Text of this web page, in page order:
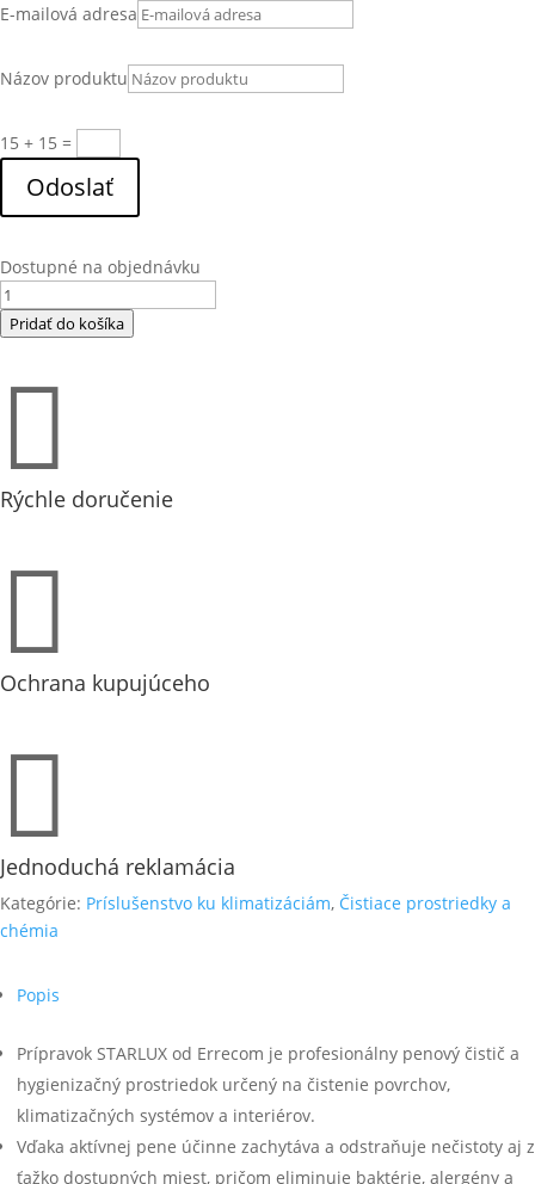
E-mailová adresa
Názov produktu
15 + 15 =
Odoslať
Dostupné na objednávku
množstvo
Čistič
Errecom
Pridať do košíka

Rýchle doručenie

Ochrana kupujúceho

Jednoduchá reklamácia
Kategórie: Príslušenstvo ku klimatizáciám, Čistiace prostriedky a
chémia
Popis
Prípravok STARLUX od Errecom je profesionálny penový čistič a
hygienizačný prostriedok určený na čistenie povrchov,
klimatizačných systémov a interiérov.
Vďaka aktívnej pene účinne zachytáva a odstraňuje nečistoty aj z
ťažko dostupných miest, pričom eliminuje baktérie, alergény a